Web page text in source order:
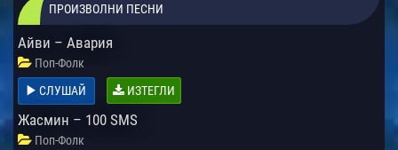
ПРОИЗВОЛНИ ПЕСНИ
Айви – Авария
Поп-Фолк
СЛУШАЙ
ИЗТЕГЛИ
Жасмин – 100 SMS
Поп-Фолк